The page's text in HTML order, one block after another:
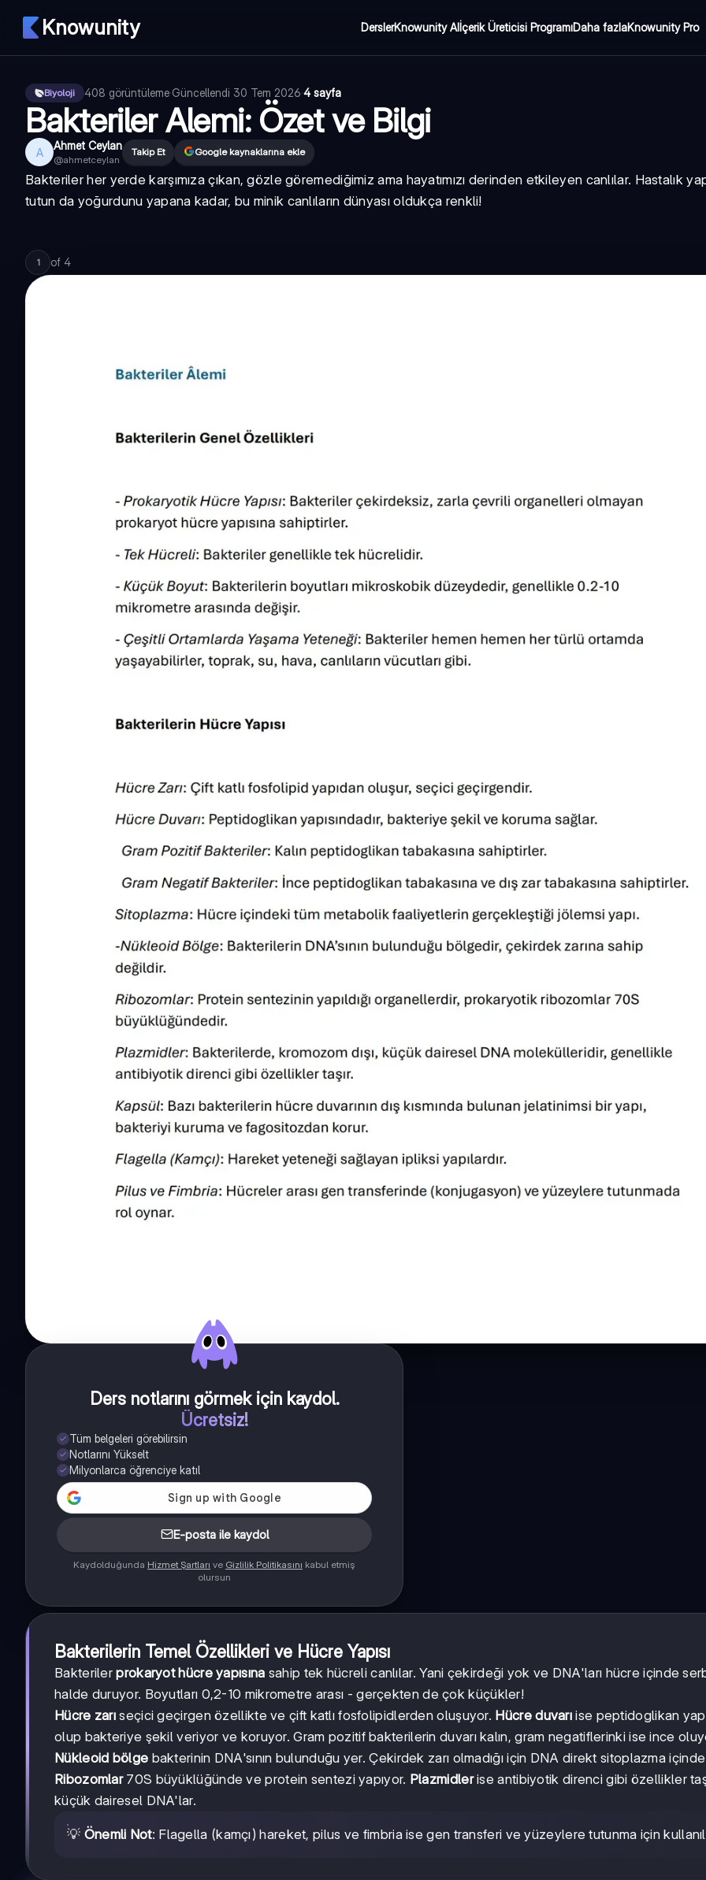
Knowunity DerslerKnowunity AIİçerik Üreticisi ProgramıDaha fazlaKnowunity Pro
Biyoloji 408 görüntüleme·Güncellendi 30 Tem 2026·4 sayfa
Bakteriler Alemi: Özet ve Bilgi
A Ahmet Ceylan
@ahmetceylan
Takip Et Google kaynaklarına ekle
Bakteriler her yerde karşımıza çıkan, gözle göremediğimiz ama hayatımızı derinden etkileyen canlılar. Hastalık
tutun da yoğurdunu yapana kadar, bu minik canlıların dünyası oldukça renkli!
1 of 4
Ders notlarını görmek için kaydol.
Ücretsiz!
Tüm belgeleri görebilirsin
Notlarını Yükselt
Milyonlarca öğrenciye katıl
E-posta ile kaydol
Kaydolduğunda Hizmet Şartları ve Gizlilik Politikasını kabul etmiş
olursun
Bakterilerin Temel Özellikleri ve Hücre Yapısı
Bakterilerprokaryot hücre yapısına sahip tek hücreli canlılar. Yani çekirdeği yok ve DNA'ları hücre içinde
halde duruyor. Boyutları 0,2-10 mikrometre arası - gerçekten de çok küçükler!
Hücre zarı seçici geçirgen özellikte ve çift katlı fosfolipidlerden oluşuyor. Hücre duvarı ise peptidoglikan
olup bakteriye şekil veriyor ve koruyor. Gram pozitif bakterilerin duvarı kalın, gram negatiflerinki ise ince
Nükleoid bölge bakterinin DNA'sının bulunduğu yer. Çekirdek zarı olmadığı için DNA direkt sitoplazma
Ribozomlar70S büyüklüğünde ve protein sentezi yapıyor. Plazmidlerise antibiyotik direnci gibi özellikler
küçük dairesel DNA'lar.
💡 Önemli Not: Flagella (kamçı) hareket, pilus ve fimbria ise gen transferi ve yüzeylere tutunma için